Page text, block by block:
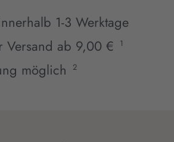
1-3 Werktage
Versand ab 9,00 €
1
möglich 2